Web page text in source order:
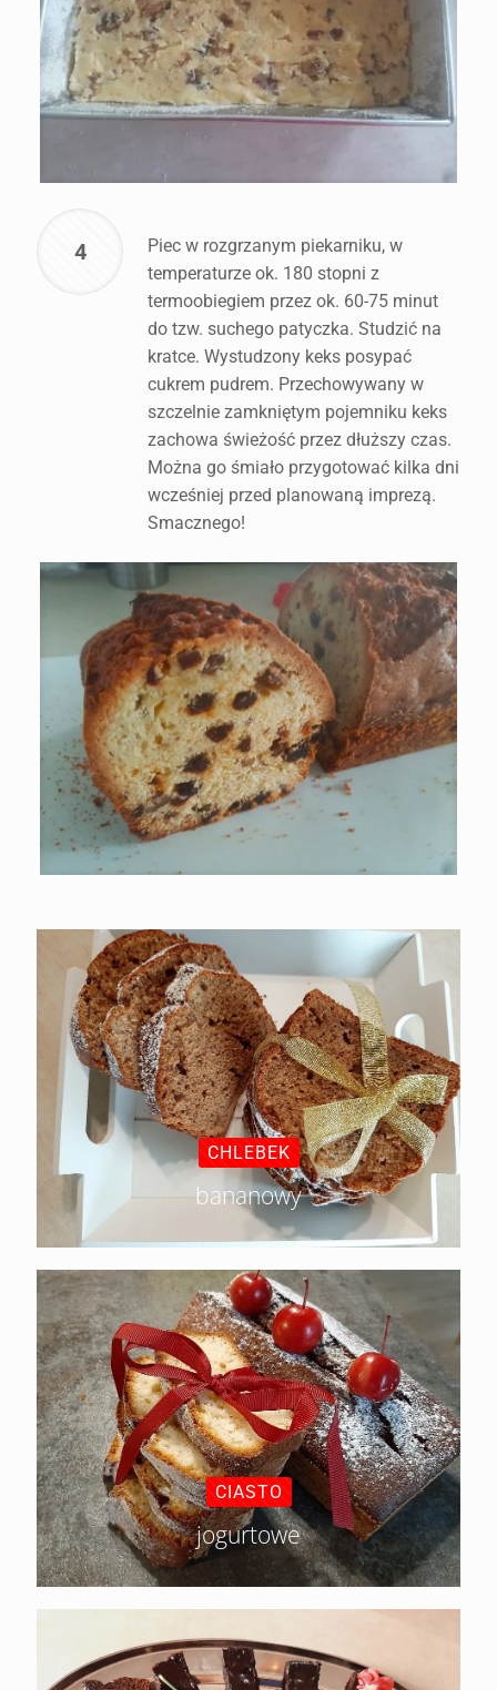
4
Piec w rozgrzanym piekarniku, w
temperaturze ok. 180 stopni z
termoobiegiem przez ok. 60-75 minut
do tzw. suchego patyczka. Studzić na
kratce. Wystudzony keks posypać
cukrem pudrem. Przechowywany w
szczelnie zamkniętym pojemniku keks
zachowa świeżość przez dłuższy czas.
Można go śmiało przygotować kilka dni
wcześniej przed planowaną imprezą.
Smacznego!
CHLEBEK
bananowy
CIASTO
jogurtowe